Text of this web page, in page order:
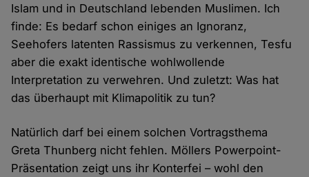
Islam und in Deutschland lebenden Muslimen. Ich
finde: Es bedarf schon einiges an Ignoranz,
Seehofers latenten Rassismus zu verkennen, Tesfu
aber die exakt identische wohlwollende
Interpretation zu verwehren. Und zuletzt: Was hat
das überhaupt mit Klimapolitik zu tun?
Natürlich darf bei einem solchen Vortragsthema
Greta Thunberg nicht fehlen. Möllers Powerpoint-
Präsentation zeigt uns ihr Konterfei – wohl den